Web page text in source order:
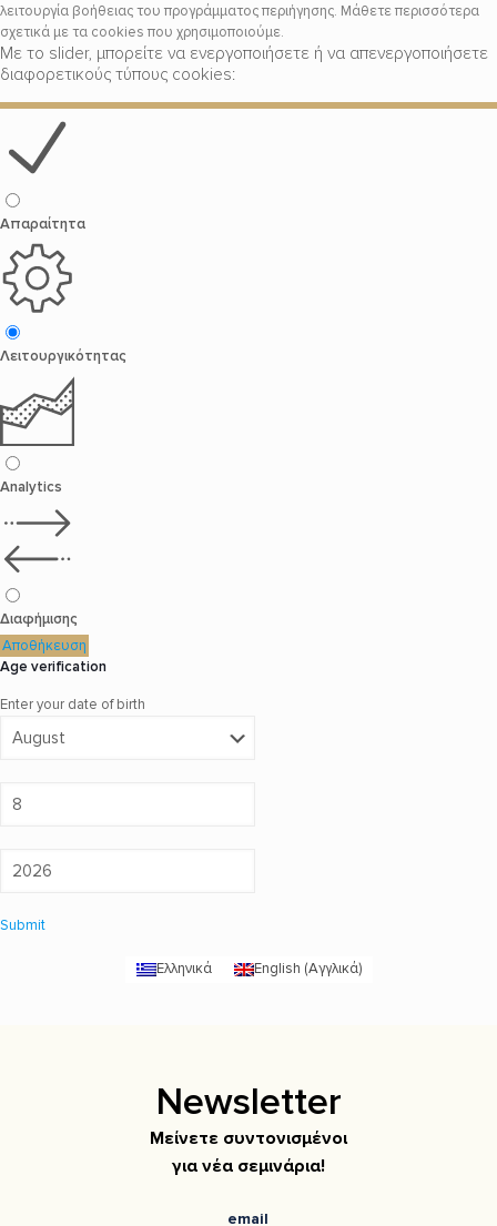
Newsletter
Μείνετε συντονισμένοι
για νέα σεμινάρια!
λειτουργία βοήθειας του προγράμματος περιήγησης. Μάθετε περισσότερα
σχετικά με τα cookies που χρησιμοποιούμε.
Με το slider, μπορείτε να ενεργοποιήσετε ή να απενεργοποιήσετε
διαφορετικούς τύπους cookies:
Απαραίτητα
Λειτουργικότητας
Analytics
Διαφήμισης
Αποθήκευση
Age verification
Enter your date of birth
Submit
Ελληνικά English (Αγγλικά)